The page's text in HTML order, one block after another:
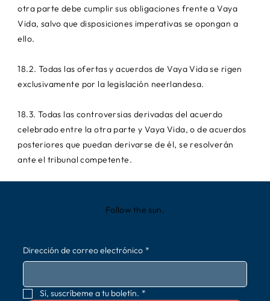
otra parte debe cumplir sus obligaciones frente a Vaya
Vida, salvo que disposiciones imperativas se opongan a
ello.
18.2. Todas las ofertas y acuerdos de Vaya Vida se rigen
exclusivamente por la legislación neerlandesa.
18.3. Todas las controversias derivadas del acuerdo
celebrado entre la otra parte y Vaya Vida, o de acuerdos
posteriores que puedan derivarse de él, se resolverán
ante el tribunal competente.
Follow the sun.
Dirección de correo electrónico *
Sí, suscríbeme a tu boletín. *